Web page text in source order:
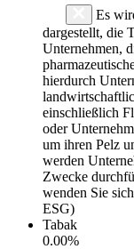
Es
dargestellt, die
Unternehmen,
hierdurch
einschließlich
oder
um ihren Pelz
werden
Zwecke
wenden Sie
ESG)
Tabak
0.00%